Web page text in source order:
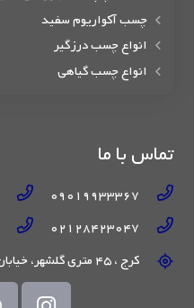
چسب آکواریوم سفید
انواع چسب درزگیر
انواع چسب گیاهی
تماس با ما
09019933367
02128423047
کرج ، 45 متری گلشهر، خیابان اختر غربی ، ساختمان ایران